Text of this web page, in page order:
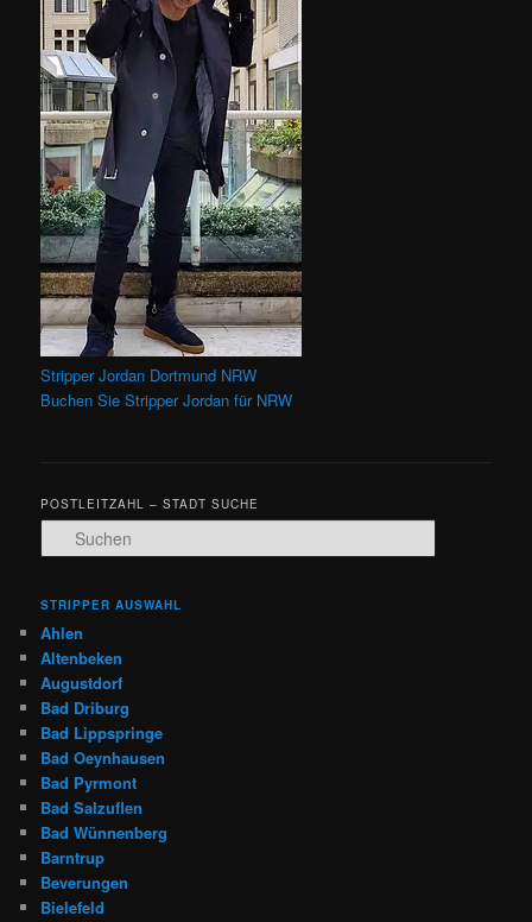
Stripper Jordan Dortmund NRW
Buchen Sie Stripper Jordan für NRW
POSTLEITZAHL – STADT SUCHE
Suchen
STRIPPER AUSWAHL
Ahlen
Altenbeken
Augustdorf
Bad Driburg
Bad Lippspringe
Bad Oeynhausen
Bad Pyrmont
Bad Salzuflen
Bad Wünnenberg
Barntrup
Beverungen
Bielefeld